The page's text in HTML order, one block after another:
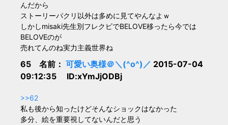
んだから
ストーリーパクリ以外は多めに見てやんなよｗ
しかしmisaki先生別フレクビでBELOVE移ったら今では
BELOVEのが
売れてんのね実力主義世界ね
65 名前： 可愛い奥様＠＼(^o^)／ 2015-07-04
09:12:35 ID:xYmJjODBj
>>62
私も後から知ったけどそんなショックはなかった
多分、絵を重要視してないんだと思う